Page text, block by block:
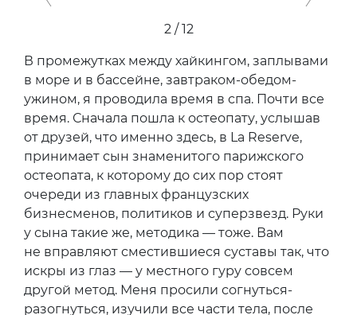
2 / 12
В промежутках между хайкингом, заплывами
в море и в бассейне, завтраком-обедом-
ужином, я проводила время в спа. Почти все
время. Сначала пошла к остеопату, услышав